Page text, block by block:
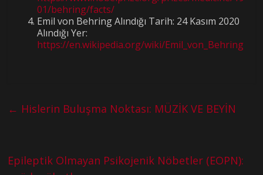
01/behring/facts/
Emil von Behring Alındığı Tarih: 24 Kasım 2020
Alındığı Yer:
https://en.wikipedia.org/wiki/Emil_von_Behring
← Hislerin Buluşma Noktası: MÜZİK VE BEYİN
Epileptik Olmayan Psikojenik Nöbetler (EOPN):